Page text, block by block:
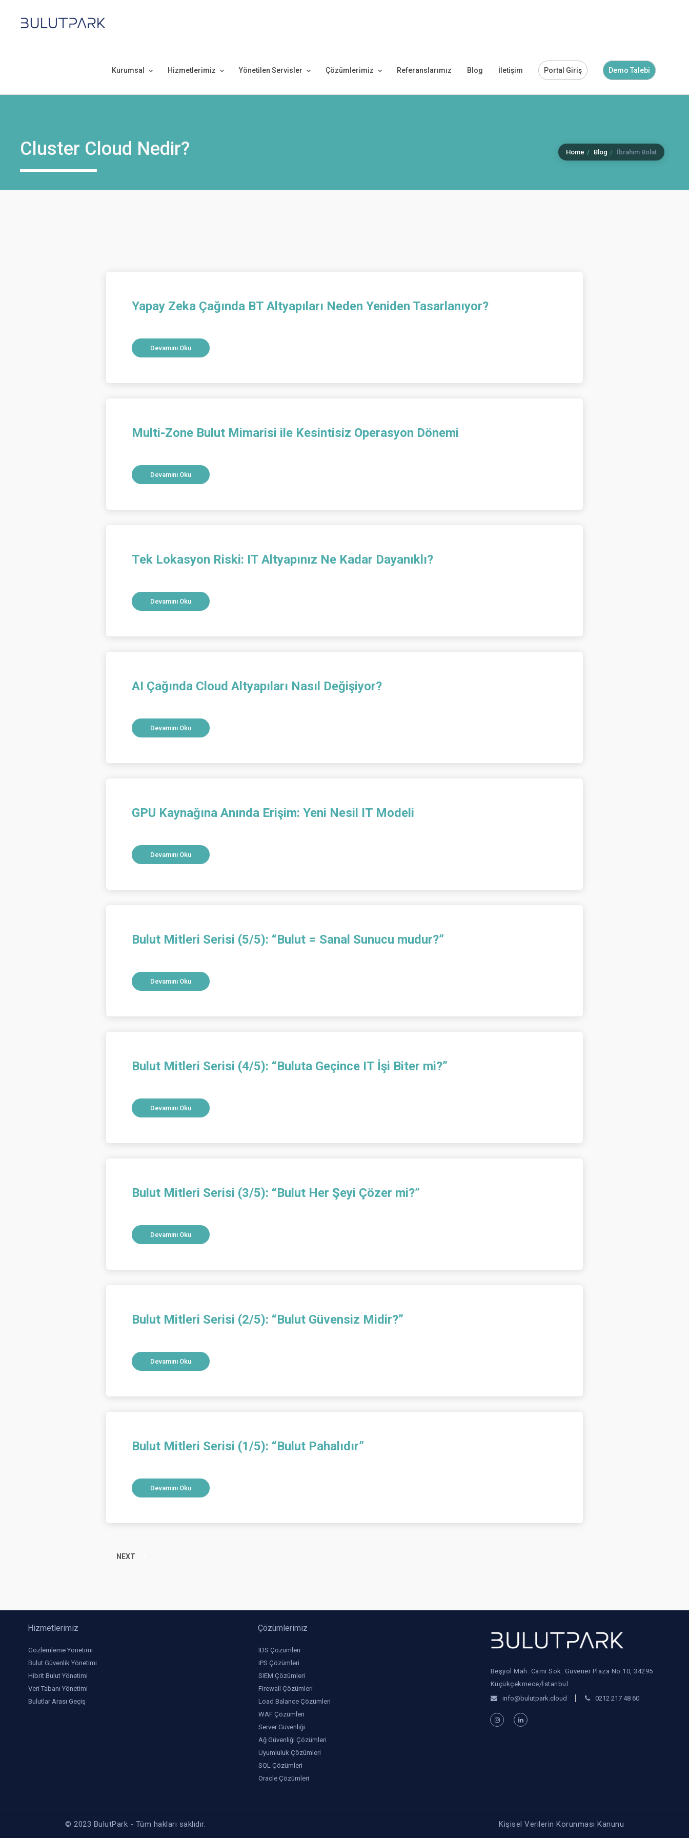
Kurumsal Hizmetlerimiz Yönetilen Servisler Çözümlerimiz Referanslarımız Blog İletişim Portal Giriş Demo Talebi
Cluster Cloud Nedir? Home Blog İbrahim Bolat
Yapay Zeka Çağında BT Altyapıları Neden Yeniden Tasarlanıyor?
Devamını Oku
Multi-Zone Bulut Mimarisi ile Kesintisiz Operasyon Dönemi
Devamını Oku
Tek Lokasyon Riski: IT Altyapınız Ne Kadar Dayanıklı?
Devamını Oku
AI Çağında Cloud Altyapıları Nasıl Değişiyor?
Devamını Oku
GPU Kaynağına Anında Erişim: Yeni Nesil IT Modeli
Devamını Oku
Bulut Mitleri Serisi (5/5): “Bulut = Sanal Sunucu mudur?”
Devamını Oku
Bulut Mitleri Serisi (4/5): “Buluta Geçince IT İşi Biter mi?”
Devamını Oku
Bulut Mitleri Serisi (3/5): “Bulut Her Şeyi Çözer mi?”
Devamını Oku
Bulut Mitleri Serisi (2/5): “Bulut Güvensiz Midir?”
Devamını Oku
Bulut Mitleri Serisi (1/5): “Bulut Pahalıdır”
Devamını Oku
NEXT
Hizmetlerimiz
Gözlemleme Yönetimi
Bulut Güvenlik Yönetimi
Hibrit Bulut Yönetimi
Veri Tabanı Yönetimi
Bulutlar Arası Geçiş
Çözümlerimiz
IDS Çözümleri
IPS Çözümleri
SIEM Çözümleri
Firewall Çözümleri
Load Balance Çözümleri
WAF Çözümleri
Server Güvenliği
Ağ Güvenliği Çözümleri
Uyumluluk Çözümleri
SQL Çözümleri
Oracle Çözümleri
Beşyol Mah. Cami Sok. Güvener Plaza No:10, 34295
Küçükçekmece/İstanbul
info@bulutpark.cloud
0212 217 48 60
© 2023 BulutPark - Tüm hakları saklıdır. Kişisel Verilerin Korunması Kanunu